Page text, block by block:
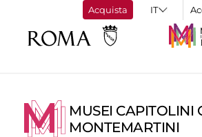
Acquista
MUSEI CAPITOLINI
MONTEMARTINI